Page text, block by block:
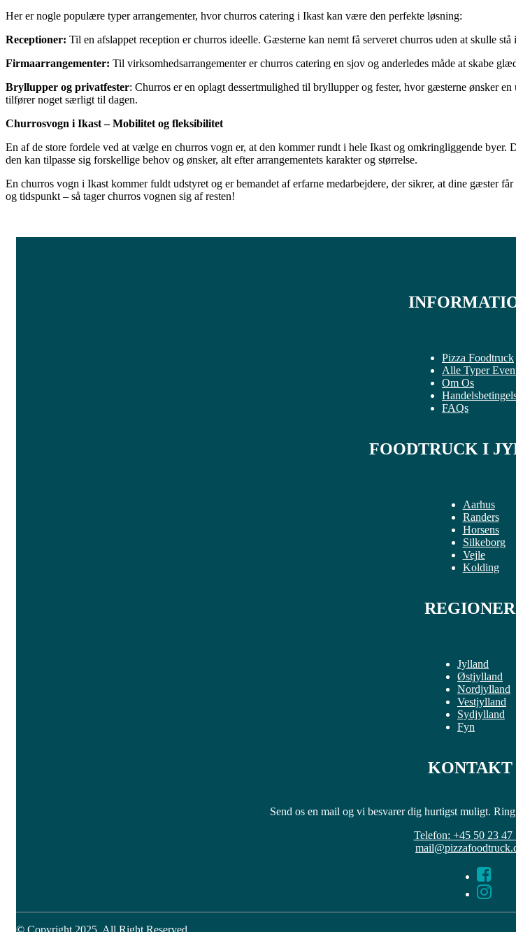
Her er nogle populære typer arrangementer, hvor churros catering i Ikast kan være den perfekte løsning:
Receptioner: Til en afslappet reception er churros ideelle. Gæsterne kan nemt få serveret churros uden at skulle
Firmaarrangementer: Til virksomhedsarrangementer er churros catering en sjov og anderledes måde at skabe
Bryllupper og privatfester: Churros er en oplagt dessertmulighed til bryllupper og fester, hvor gæsterne ønsker
tilfører noget særligt til dagen.
Churrosvogn i Ikast – Mobilitet og fleksibilitet
En af de store fordele ved at vælge en churros vogn er, at den kommer rundt i hele Ikast og omkringliggende
den kan tilpasse sig forskellige behov og ønsker, alt efter arrangementets karakter og størrelse.
En churros vogn i Ikast kommer fuldt udstyret og er bemandet af erfarne medarbejdere, der sikrer, at dine gæster
og tidspunkt – så tager churros vognen sig af resten!
Pizza Foodtruck
Alle Typer
Om Os
FAQs
FOODTRUCK I
Aarhus
Randers
Horsens
Silkeborg
Vejle
Kolding
REGIONER
Jylland
Østjylland
Nordjylland
Vestjylland
Sydjylland
Fyn
KONTAKT
Send os en mail og vi besvarer dig hurtigst muligt.
Telefon: +45 50 23 47